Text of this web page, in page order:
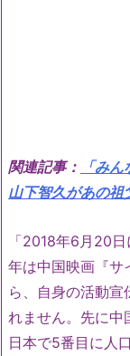
関連記事：
「み
山下智久があの祖
「2018年6月20
年は中国映画『サ
ら、自身の活動宣
れません。先に中
日本で5番目に人